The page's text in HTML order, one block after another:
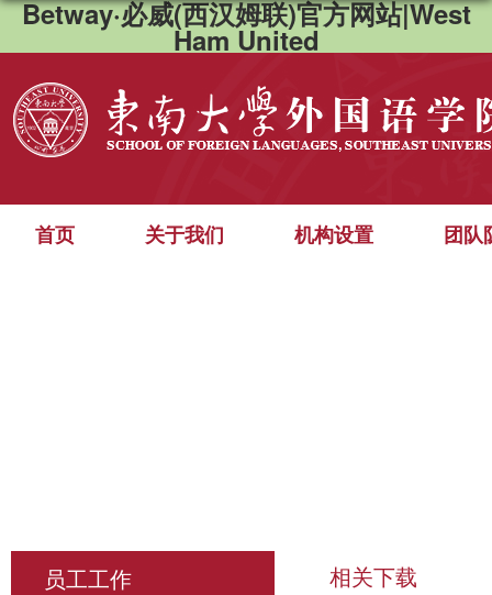
Betway·必威(西汉姆联)官方网站|West
Ham United
首页 关于我们 机构设置 团队
员工工作 相关下载